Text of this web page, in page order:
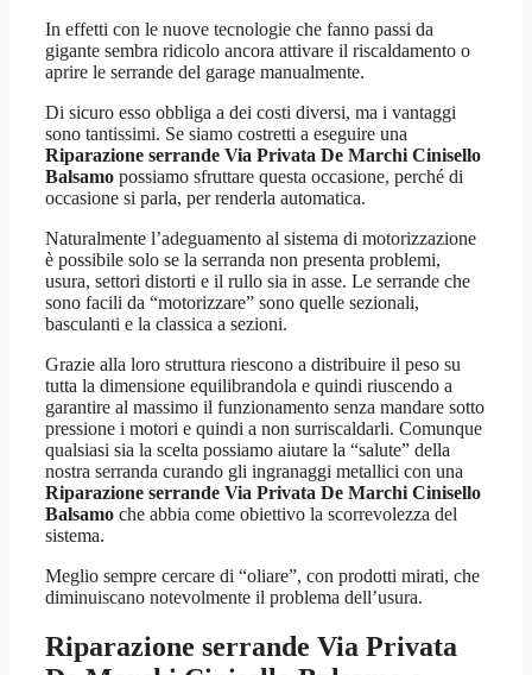
In effetti con le nuove tecnologie che fanno passi da
gigante sembra ridicolo ancora attivare il riscaldamento o
aprire le serrande del garage manualmente.
Di sicuro esso obbliga a dei costi diversi, ma i vantaggi
sono tantissimi. Se siamo costretti a eseguire una
Riparazione serrande Via Privata De Marchi Cinisello
Balsamo possiamo sfruttare questa occasione, perché di
occasione si parla, per renderla automatica.
Naturalmente l’adeguamento al sistema di motorizzazione
è possibile solo se la serranda non presenta problemi,
usura, settori distorti e il rullo sia in asse. Le serrande che
sono facili da “motorizzare” sono quelle sezionali,
basculanti e la classica a sezioni.
Grazie alla loro struttura riescono a distribuire il peso su
tutta la dimensione equilibrandola e quindi riuscendo a
garantire al massimo il funzionamento senza mandare sotto
pressione i motori e quindi a non surriscaldarli. Comunque
qualsiasi sia la scelta possiamo aiutare la “salute” della
nostra serranda curando gli ingranaggi metallici con una
Riparazione serrande Via Privata De Marchi Cinisello
Balsamo che abbia come obiettivo la scorrevolezza del
sistema.
Meglio sempre cercare di “oliare”, con prodotti mirati, che
diminuiscano notevolmente il problema dell’usura.
Riparazione serrande Via Privata